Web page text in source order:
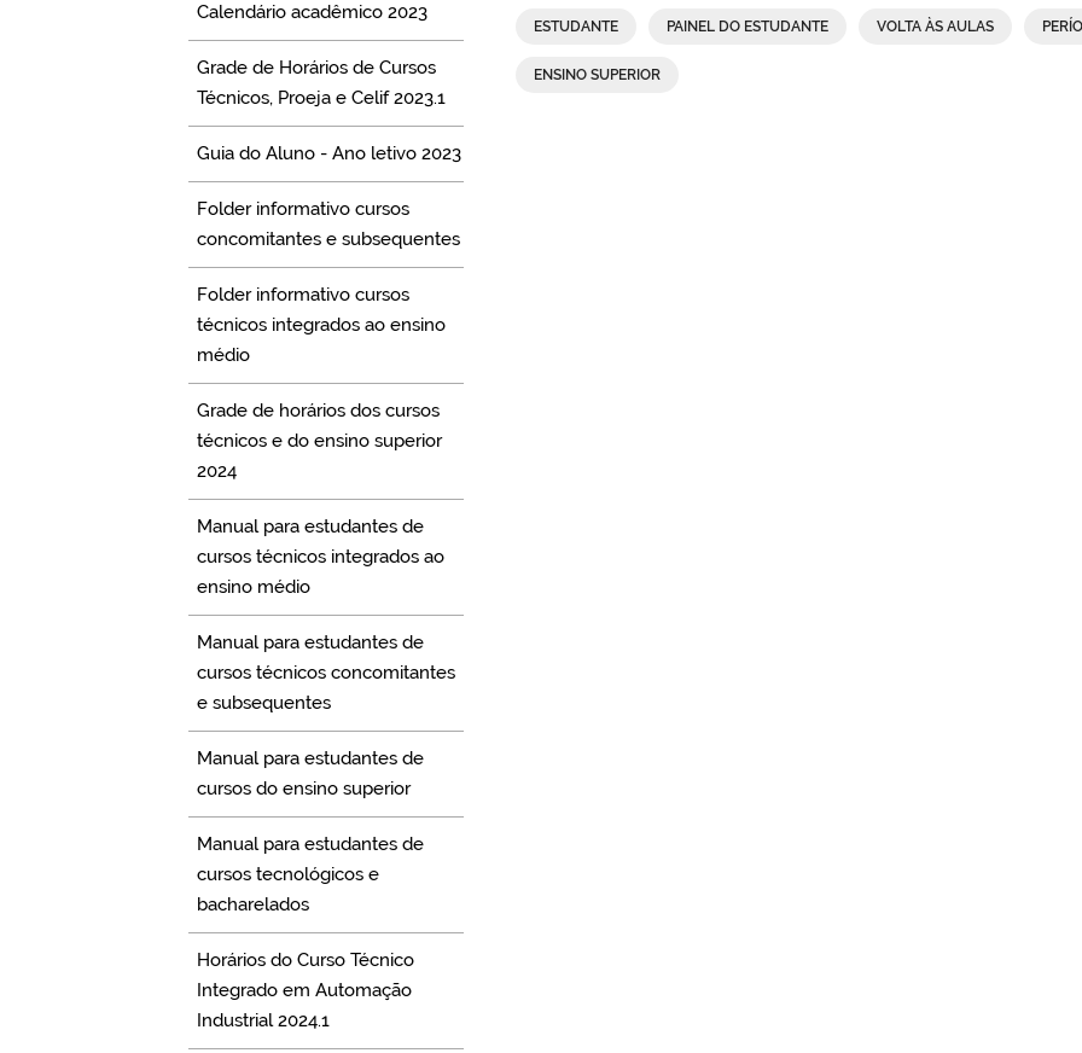
Calendário acadêmico 2023
Grade de Horários de Cursos
Técnicos, Proeja e Celif 2023.1
Guia do Aluno - Ano letivo 2023
Folder informativo cursos
concomitantes e subsequentes
Folder informativo cursos
técnicos integrados ao ensino
médio
Grade de horários dos cursos
técnicos e do ensino superior
2024
Manual para estudantes de
cursos técnicos integrados ao
ensino médio
Manual para estudantes de
cursos técnicos concomitantes
e subsequentes
Manual para estudantes de
cursos do ensino superior
Manual para estudantes de
cursos tecnológicos e
bacharelados
Horários do Curso Técnico
Integrado em Automação
Industrial 2024.1
ESTUDANTE PAINEL DO ESTUDANTE VOLTA ÀS AULAS
ENSINO SUPERIOR